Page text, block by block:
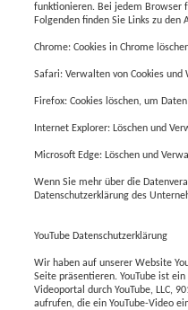
funktionieren. Bei jedem Browser
Folgenden finden Sie Links zu
Chrome: Cookies in Chrome
Safari: Verwalten von Cookies
Firefox: Cookies löschen, um
Internet Explorer: Löschen und
Microsoft Edge: Löschen und
Wenn Sie mehr über die
Datenschutzerklärung des
YouTube Datenschutzerklärung
Wir haben auf unserer Website
Seite präsentieren. YouTube ist
Videoportal durch YouTube, LLC,
aufrufen, die ein YouTube-Video